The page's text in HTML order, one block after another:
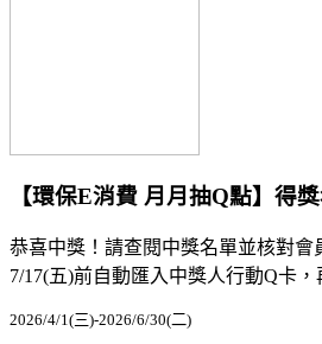
【環保E消費 月月抽Q點】得
恭喜中獎！請查閱中獎名單並核對會
7/17(五)前自動匯入中獎人行動Q卡，
2026/4/1(三)-2026/6/30(二)